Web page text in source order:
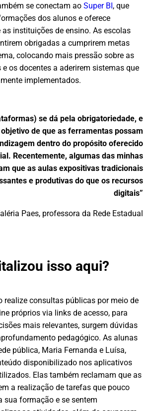
se conectam ao Super BI, que
dos alunos e oferece
instituições de ensino. As escolas
obrigadas a cumprirem metas
colocando mais pressão sobre as
e os docentes a aderirem sistemas que
implementados.
se dá pela obrigatoriedade, e
de que as ferramentas possam
dentro do propósito oferecido
Recentemente, algumas das minhas
que as aulas expositivas tradicionais
e produtivas do que os recursos
digitais”
Paes, professora da Rede Estadual
isso aqui?
realize consultas públicas por meio de
próprios via links de acesso, para
mais relevantes, surgem dúvidas
pedagógico. As alunas
pública, Maria Fernanda e Luísa,
disponibilizado nos aplicativos
Elas também reclamam que as
a realização de tarefas que pouco
sua formação e se sentem